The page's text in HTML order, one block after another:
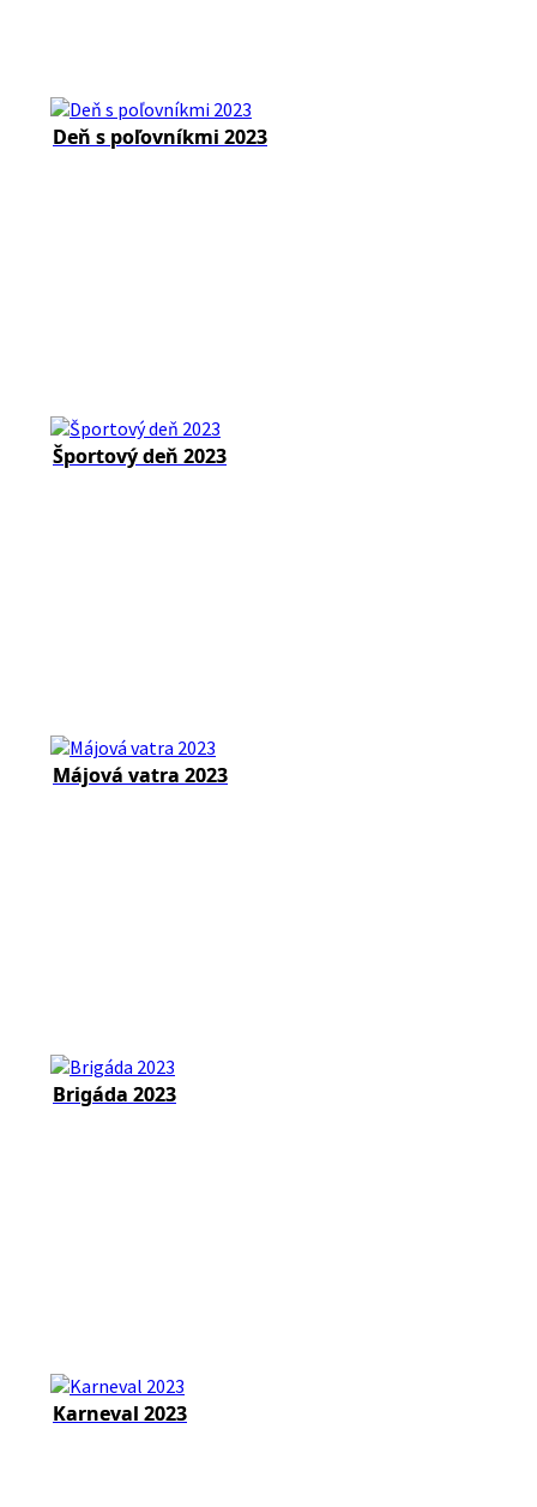
Deň s poľovníkmi 2023
Športový deň 2023
Májová vatra 2023
Brigáda 2023
Karneval 2023